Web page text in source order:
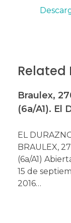
Related
Braulex,
(6a/A1). El
EL
BRAULEX,
(6a/A1)
15 de
2016…